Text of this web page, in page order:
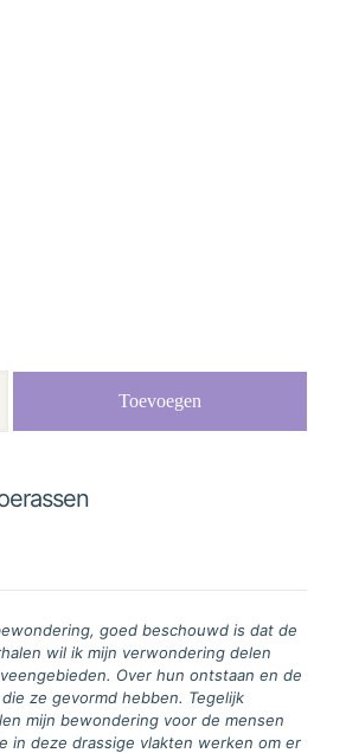
Toevoegen
goed beschouwd is dat de
wil ik mijn verwondering delen
Over hun ontstaan en de
ze gevormd hebben. Tegelijk
mijn bewondering voor de mensen
in deze drassige vlakten werken om er